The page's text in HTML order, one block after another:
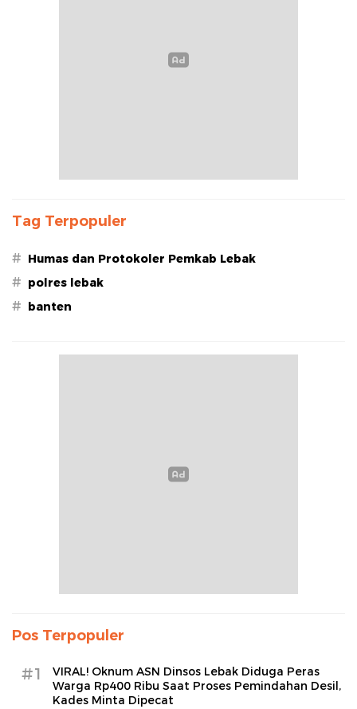
Tag Terpopuler
# Humas dan Protokoler Pemkab Lebak
# polres lebak
# banten
Pos Terpopuler
#1
VIRAL! Oknum ASN Dinsos Lebak Diduga Peras
Warga Rp400 Ribu Saat Proses Pemindahan Desil,
Kades Minta Dipecat